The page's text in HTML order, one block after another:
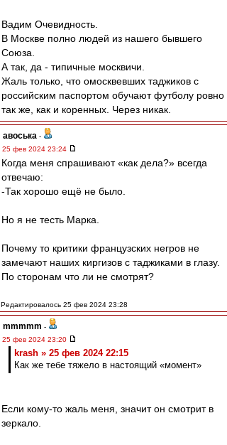
Вадим Очевидность.
В Москве полно людей из нашего бывшего
Союза.
А так, да - типичные москвичи.
Жаль только, что омосквевших таджиков с
российским паспортом обучают футболу ровно
так же, как и коренных. Через никак.
авоська -
25 фев 2024 23:24
Когда меня спрашивают «как дела?» всегда
отвечаю:
-Так хорошо ещё не было.
Но я не тесть Марка.
Почему то критики французских негров не
замечают наших киргизов с таджиками в глазу.
По сторонам что ли не смотрят?
Редактировалось 25 фев 2024 23:28
mmmmm -
25 фев 2024 23:20
krash » 25 фев 2024 22:15
Как же тебе тяжело в настоящий «момент»
Если кому-то жаль меня, значит он смотрит в
зеркало.